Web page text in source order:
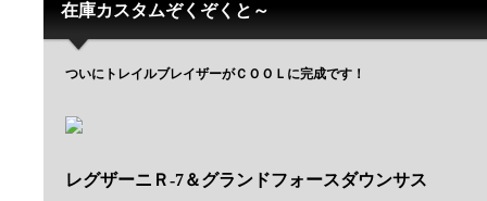
在庫カスタムぞくぞくと～
ついにトレイルブレイザーがＣＯＯＬに完成です！
レグザーニＲ-7＆グランドフォースダウンサス